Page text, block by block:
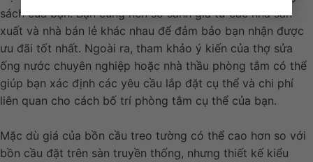
sách của bạn. Bạn cũng nên so sánh giá từ các nhà sản
xuất và nhà bán lẻ khác nhau để đảm bảo bạn nhận được
ưu đãi tốt nhất. Ngoài ra, tham khảo ý kiến của thợ sửa
ống nước chuyên nghiệp hoặc nhà thầu phòng tắm có thể
giúp bạn xác định các yêu cầu lắp đặt cụ thể và chi phí
liên quan cho cách bố trí phòng tắm cụ thể của bạn.
Mặc dù giá của bồn cầu treo tường có thể cao hơn so với
bồn cầu đặt trên sàn truyền thống, nhưng thiết kế kiểu